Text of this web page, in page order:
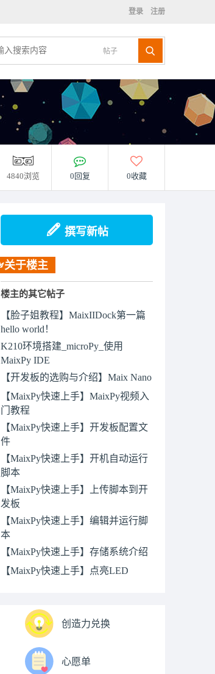
登录 注册
帖子
4840浏览 0回复 0收藏
撰写新帖
关于楼主
楼主的其它帖子
【脸子姐教程】MaixIIDock第一篇
hello world！
K210环境搭建_microPy_使用
MaixPy IDE
【开发板的选购与介绍】Maix Nano
【MaixPy快速上手】MaixPy视频入
门教程
【MaixPy快速上手】开发板配置文
件
【MaixPy快速上手】开机自动运行
脚本
【MaixPy快速上手】上传脚本到开
发板
【MaixPy快速上手】编辑并运行脚
本
【MaixPy快速上手】存储系统介绍
【MaixPy快速上手】点亮LED
创造力兑换
心愿单